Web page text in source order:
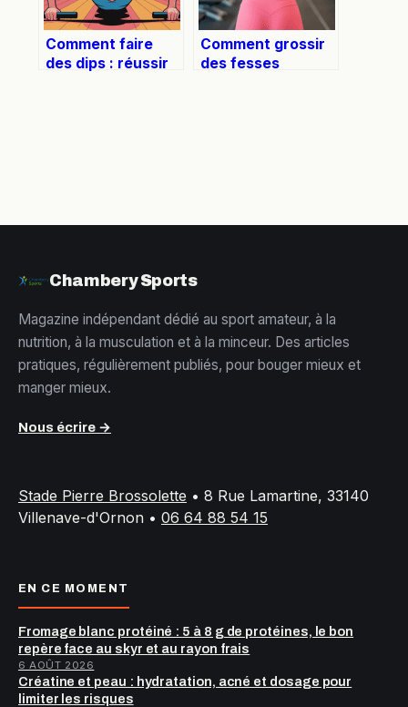
Comment faire
des dips : réussir
Comment grossir
des fesses
Chambery Sports
Magazine indépendant dédié au sport amateur, à la
nutrition, à la musculation et à la minceur. Des articles
pratiques, régulièrement publiés, pour bouger mieux et
manger mieux.
Nous écrire →
Stade Pierre Brossolette • 8 Rue Lamartine, 33140
Villenave-d'Ornon • 06 64 88 54 15
EN CE MOMENT
Fromage blanc protéiné : 5 à 8 g de protéines, le bon
repère face au skyr et au rayon frais
6 AOÛT 2026
Créatine et peau : hydratation, acné et dosage pour
limiter les risques